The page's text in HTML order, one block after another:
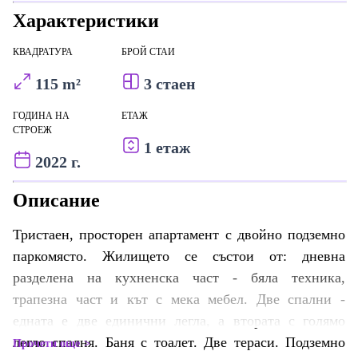
Характеристики
КВАДРАТУРА
115 m²
БРОЙ СТАИ
3 стаен
ГОДИНА НА
СТРОЕЖ
2022 г.
ЕТАЖ
1 етаж
Описание
Тристаен, просторен апартамент с двойно подземно
паркомясто. Жилището се състои от: дневна
разделена на кухненска част - бяла техника,
трапезна част и кът с мека мебел. Две спални -
едната е две единични легла, а втората с голямо
легло спалня. Баня с тоалет. Две тераси. Подземно
Прочети още